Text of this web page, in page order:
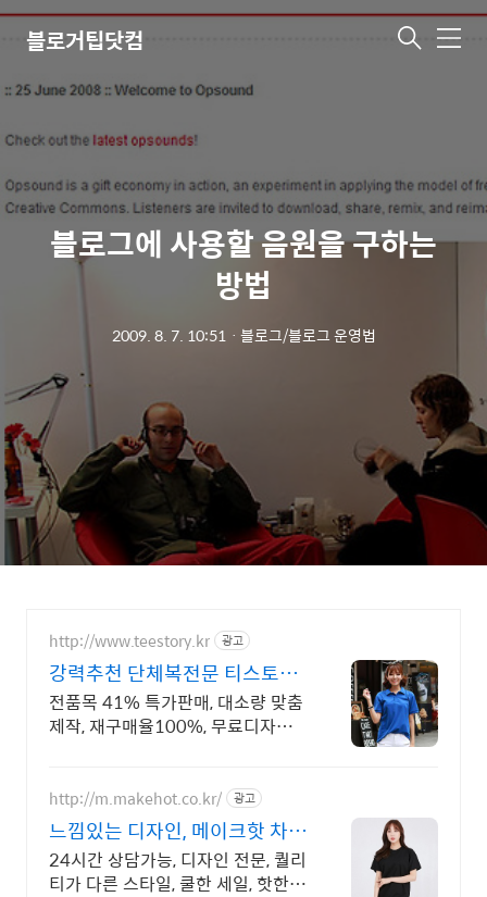
블로거팁닷컴 메
블로그에 사용할 음원을 구하는
방법
2009. 8. 7. 10:51ㆍ 블로그/블로그 운영법
http://www.teestory.kr 광고
강력추천 단체복전문 티스토리
16년 전통의 전문업체
전품목 41% 특가판매, 대소량 맞춤
제작, 재구매율100%, 무료디자인,
http://m.makehot.co.kr/ 광고
느낌있는 디자인, 메이크핫 차별
화되고 세련된 디자인!
24시간 상담가능, 디자인 전문, 퀄리
티가 다른 스타일, 쿨한 세일, 핫한